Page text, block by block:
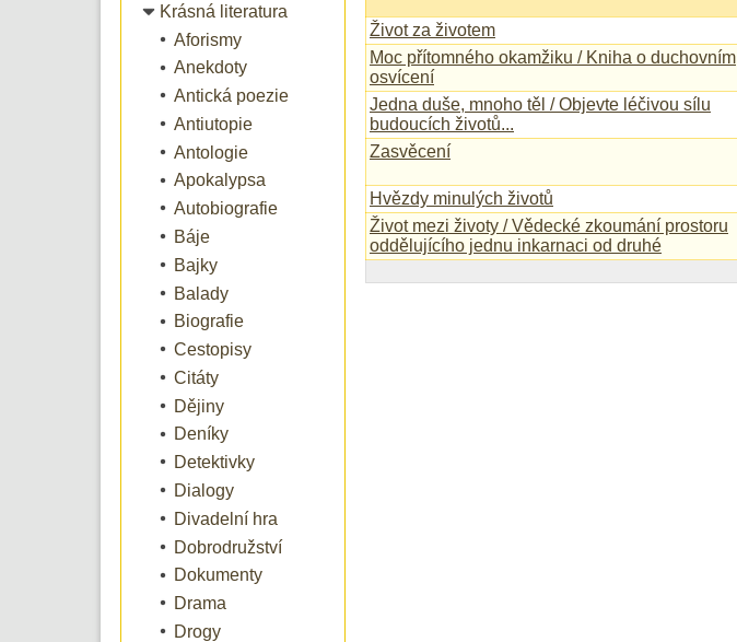
Krásná literatura
Aforismy
Anekdoty
Antická poezie
Antiutopie
Antologie
Apokalypsa
Autobiografie
Báje
Bajky
Balady
Biografie
Cestopisy
Citáty
Dějiny
Deníky
Detektivky
Dialogy
Divadelní hra
Dobrodružství
Dokumenty
Drama
Drogy
Život za životem
Moc přítomného okamžiku / Kniha o duchovním
osvícení
Jedna duše, mnoho těl / Objevte léčivou sílu
budoucích životů...
Zasvěcení
Hvězdy minulých životů
Život mezi životy / Vědecké zkoumání prostoru
oddělujícího jednu inkarnaci od druhé